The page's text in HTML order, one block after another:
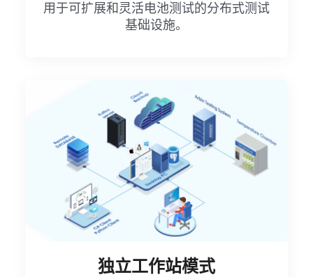
用于可扩展和灵活电池测试的分布式测试
基础设施。
独立工作站模式